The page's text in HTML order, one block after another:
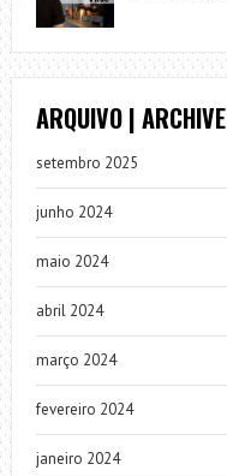
ARQUIVO | ARCHIVE
setembro 2025
junho 2024
maio 2024
abril 2024
março 2024
fevereiro 2024
janeiro 2024